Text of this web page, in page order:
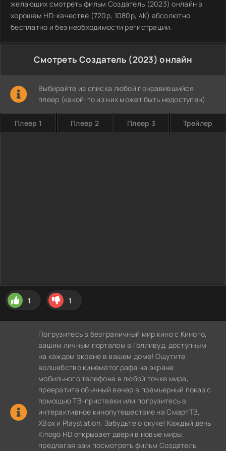
желающих смотреть фильм Создатель (2023) онлайн в
хорошем HD-качестве (720p, 1080p, 4K) абсолютно
бесплатно и без необходимости регистрации.
Смотреть Создатель (2023) онлайн
Выбирайте из списка любой понравившийся
плеер (какой-то из них может быть недоступен)
Плеер 1 Плеер 2 Плеер 3 Трейлер
1 1
Погрузитесь в безграничный мир кино с Киного,
вашим личным порталом в Голливуд, доступным
на каждом экране в вашем доме! Ощутите
волшебство кинематографа на экране
мобильного телефона в любой точке мира,
превратите обычный вечер в премьерный показ с
помощью ТВ-приставки или погрузитесь в
интерактивное кинопутешествие на СмартТВ,
XBox и Playstation. Забудьте о скуке! Каждый день
Kinogo HD открывает двери в новые миры,
предлагая вам посмотреть фильм Создатель